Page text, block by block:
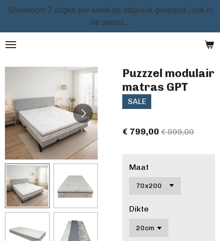
Ga
naar
de
Showroom 7 dagen per week op afspraak geopend , ook in
de avond...
Puzzzel modulair
matras GPT
SALE
€ 799,00 € 999,00
Maat
Dikte